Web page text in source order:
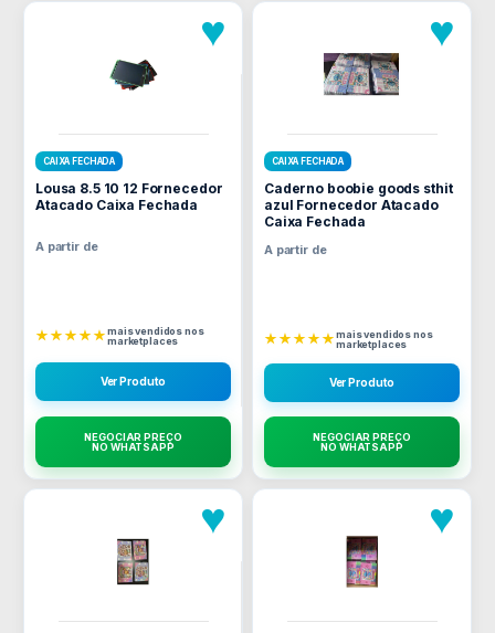
♥
CAIXA FECHADA
Lousa 8.5 10 12 Fornecedor
Atacado Caixa Fechada
A partir de
★★★★★mais vendidos nos
marketplaces
Ver Produto
NEGOCIAR PREÇO
NO WHATSAPP
♥
CAIXA FECHADA
Caderno boobie goods sthit
azul Fornecedor Atacado
Caixa Fechada
A partir de
★★★★★mais vendidos nos
marketplaces
Ver Produto
NEGOCIAR PREÇO
NO WHATSAPP
♥ ♥